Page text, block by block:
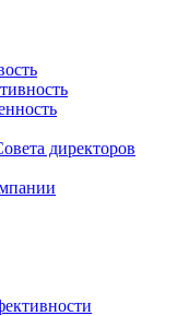
директоров